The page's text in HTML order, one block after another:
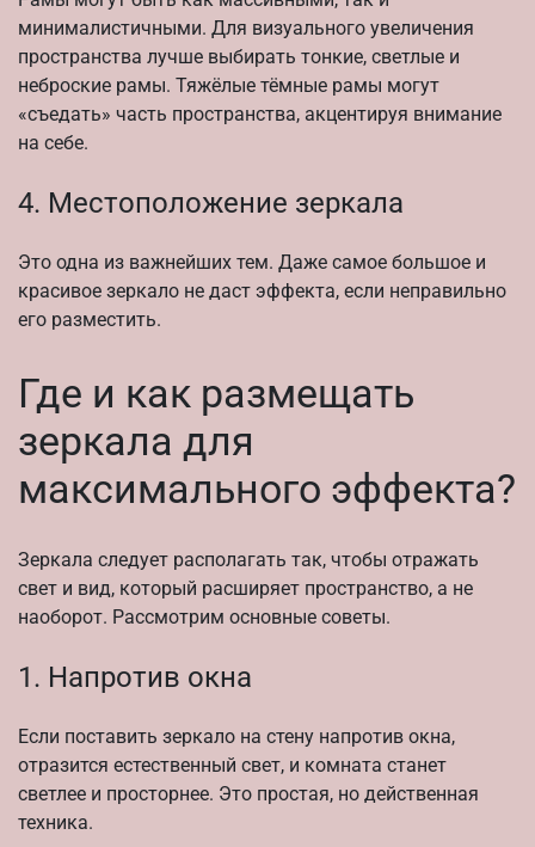
минималистичными. Для визуального увеличения
пространства лучше выбирать тонкие, светлые и
неброские рамы. Тяжёлые тёмные рамы могут
«съедать» часть пространства, акцентируя внимание
на себе.
4. Местоположение зеркала
Это одна из важнейших тем. Даже самое большое и
красивое зеркало не даст эффекта, если неправильно
его разместить.
Где и как размещать
зеркала для
максимального эффекта?
Зеркала следует располагать так, чтобы отражать
свет и вид, который расширяет пространство, а не
наоборот. Рассмотрим основные советы.
1. Напротив окна
Если поставить зеркало на стену напротив окна,
отразится естественный свет, и комната станет
светлее и просторнее. Это простая, но действенная
техника.